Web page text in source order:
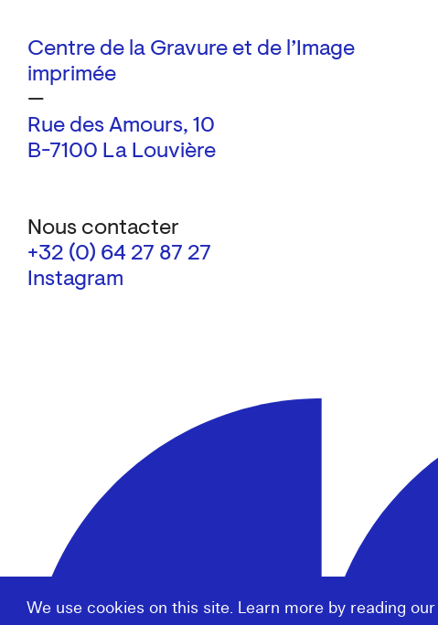
We use cookies on this site. Learn more by reading our
Centre de la Gravure et de l’Image
imprimée
—
Rue des Amours, 10
B-7100 La Louvière
Nous contacter
+32 (0) 64 27 87 27
Instagram